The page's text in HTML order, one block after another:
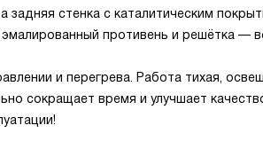
задняя стенка с каталитическим
противень и решётка —
и перегрева. Работа тихая,
сокращает время и улучшает